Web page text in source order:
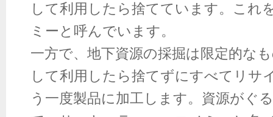
して利用したら捨てています。これ
ミーと呼んでいます。
一方で、地下資源の採掘は限定的な
して利用したら捨てずにすべてリサ
う一度製品に加工します。資源がぐ